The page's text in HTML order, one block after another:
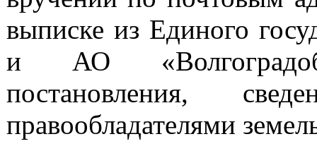
выписке из Единого
и АО
постановления,
правообладателями